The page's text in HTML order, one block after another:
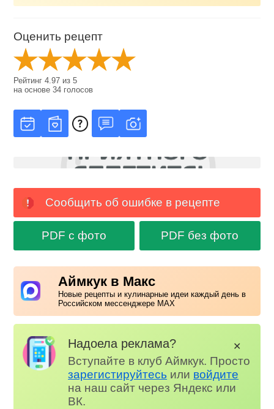
Оценить рецепт
Рейтинг4.97 из5
на основе34 голосов
Сообщить об ошибке в рецепте
PDF с фото PDF без фото
Аймкук в Макс
Новые рецепты и кулинарные идеи каждый день в
Российском мессенджере MAX
Надоела реклама?
Вступайте в клуб Аймкук. Просто
зарегистируйтесь или войдите
на наш сайт через Яндекс или
ВК.
✕